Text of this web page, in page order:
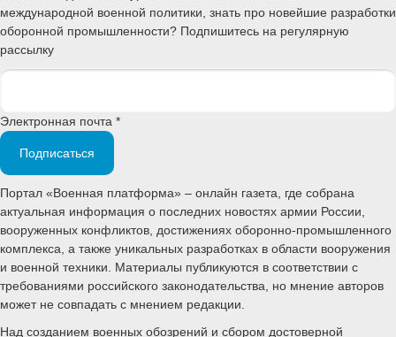
международной военной политики, знать про новейшие разработки
оборонной промышленности? Подпишитесь на регулярную
рассылку
Электронная почта *
Подписаться
Портал «Военная платформа» – онлайн газета, где собрана
актуальная информация о последних новостях армии России,
вооруженных конфликтов, достижениях оборонно-промышленного
комплекса, а также уникальных разработках в области вооружения
и военной техники. Материалы публикуются в соответствии с
требованиями российского законодательства, но мнение авторов
может не совпадать с мнением редакции.
Над созданием военных обозрений и сбором достоверной